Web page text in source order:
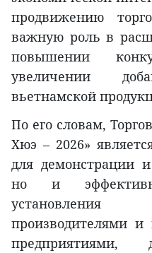
продвижению
важную роль в
повышении
увеличении
вьетнамской
По его словам,
Хюэ – 2026»
для демонстрации
но и
производителями
предприятиями,